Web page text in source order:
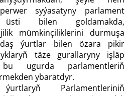
syýasatyny parlament
üsti bilen goldamakda,
mümkinçiliklerini durmuşa
ýurtlar bilen özara pikir
täze gurallaryny işläp
ugurda parlamentleriň
ybaratdyr.
Parlamentleriniň